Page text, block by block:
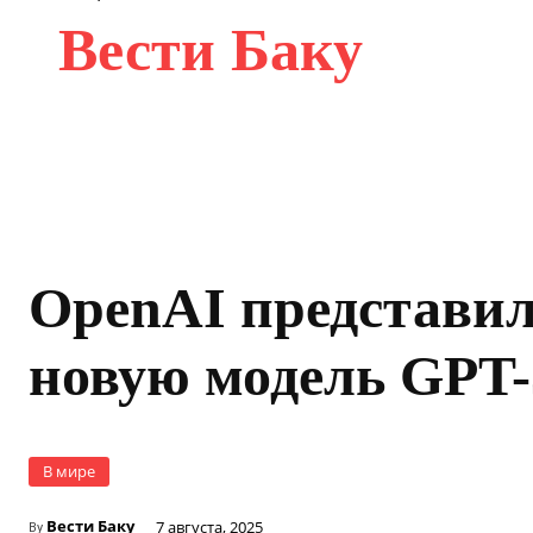
Вести Баку
OpenAI
новую модель
В мире
By Вести Баку 7 августа, 2025